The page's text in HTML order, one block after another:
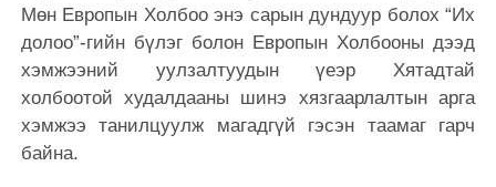
Мөн Европын Холбоо энэ сарын дундуур болох “Их
долоо”-гийн бүлэг болон Европын Холбооны дээд
хэмжээний уулзалтуудын үеэр Хятадтай
холбоотой худалдааны шинэ хязгаарлалтын арга
хэмжээ танилцуулж магадгүй гэсэн таамаг гарч
байна.